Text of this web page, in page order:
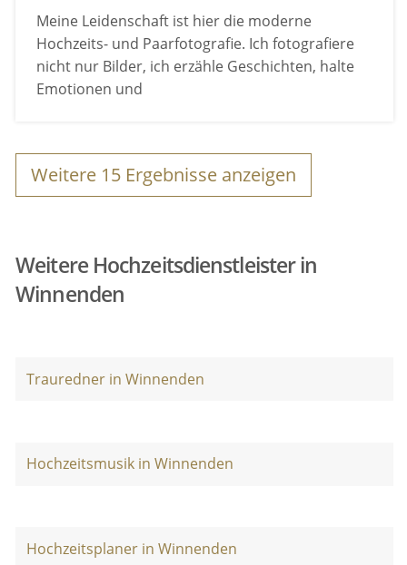
Meine Leidenschaft ist hier die moderne
Hochzeits- und Paarfotografie. Ich fotografiere
nicht nur Bilder, ich erzähle Geschichten, halte
Emotionen und
Weitere 15 Ergebnisse anzeigen
Weitere Hochzeitsdienstleister in
Winnenden
Trauredner in Winnenden
Hochzeitsmusik in Winnenden
Hochzeitsplaner in Winnenden